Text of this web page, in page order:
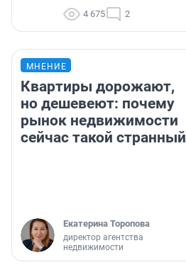
4 675 2
МНЕНИЕ
Квартиры дорожают,
но дешевеют: почему
рынок недвижимости
сейчас такой странный
Екатерина Торопова
директор агентства
недвижимости